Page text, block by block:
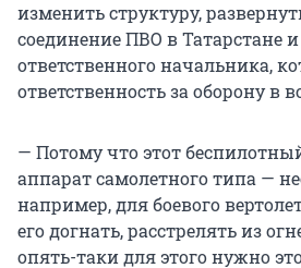
изменить структуру,
соединение ПВО в Татарстане
ответственного начальника,
ответственность за оборону в
— Потому что этот
аппарат самолетного типа —
например, для боевого
его догнать, расстрелять из
опять-таки для этого нужно